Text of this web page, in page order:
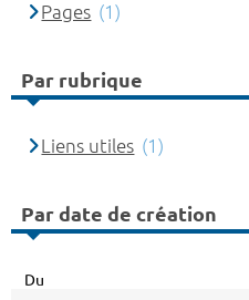
Pages (1)
Par rubrique
Liens utiles (1)
Par date de création
Du